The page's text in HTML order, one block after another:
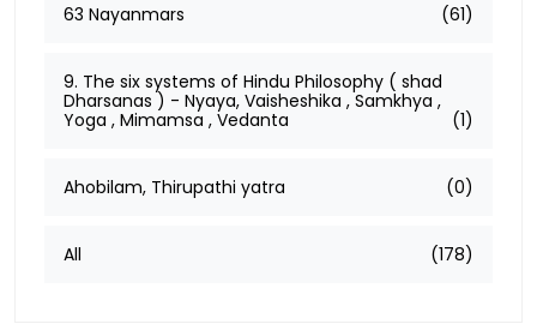
63 Nayanmars (61)
9. The six systems of Hindu Philosophy ( shad
Dharsanas ) - Nyaya, Vaisheshika , Samkhya ,
Yoga , Mimamsa , Vedanta
(1)
Ahobilam, Thirupathi yatra (0)
All (178)